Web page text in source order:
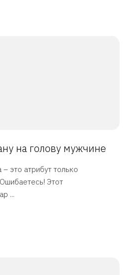
на голову мужчине
это атрибут только
Этот
...